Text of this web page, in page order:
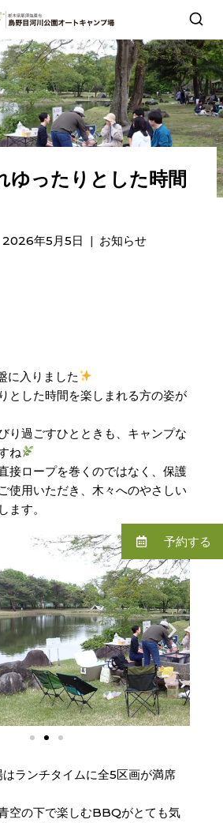
ゆったりとした時間
2026年5月5日 お知らせ
に入りました
とした時間を楽しまれる方の姿が
り過ごすひとときも、キャンプな
ね
接ロープを巻くのではなく、保護
使用いただき、木々へのやさしい
ます。
ランチタイムに全5区画が満席
空の下で楽しむBBQがとても気
予約する